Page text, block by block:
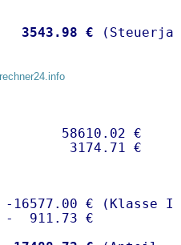
3543.98 €
58610.02 €
€ (Klasse I)
-  911.73 €